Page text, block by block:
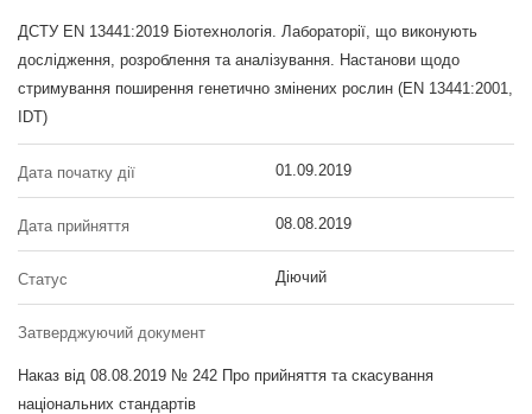
ДСТУ EN 13441:2019 Біотехнологія. Лабораторії, що виконують
дослідження, розроблення та аналізування. Настанови щодо
стримування поширення генетично змінених рослин (EN 13441:2001,
IDT)
Дата початку дії 01.09.2019
Дата прийняття 08.08.2019
Статус Діючий
Затверджуючий документ
Наказ від 08.08.2019 № 242 Про прийняття та скасування
національних стандартів